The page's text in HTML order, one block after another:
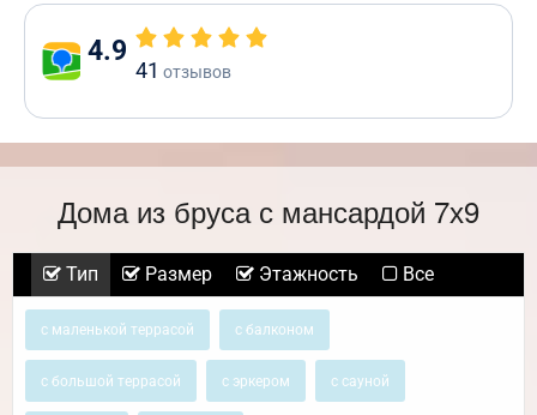
4.9
41 отзывов
Дома из бруса с мансардой 7х9
Тип Размер Этажность Все
с маленькой террасой с балконом
с большой террасой с эркером с сауной